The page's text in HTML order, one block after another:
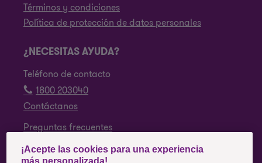
Términos y condiciones
Política de protección de datos personales
¿NECESITAS AYUDA?
Teléfono de contacto
1800 203040
Contáctanos
Preguntas frecuentes
SÍGUENOS
¡Acepte las cookies para una experiencia
más personalizada!